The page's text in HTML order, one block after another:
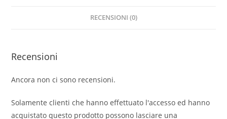
RECENSIONI (0)
Recensioni
Ancora non ci sono recensioni.
Solamente clienti che hanno effettuato l'accesso ed hanno
acquistato questo prodotto possono lasciare una